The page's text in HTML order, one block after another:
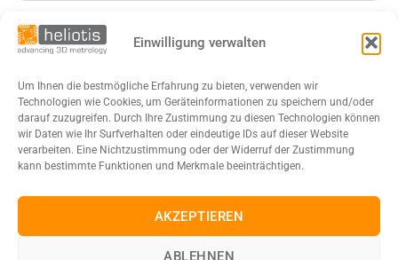
Einwilligung verwalten
Um Ihnen die bestmögliche Erfahrung zu bieten, verwenden wir
Technologien wie Cookies, um Geräteinformationen zu speichern und/oder
darauf zuzugreifen. Durch Ihre Zustimmung zu diesen Technologien können
wir Daten wie Ihr Surfverhalten oder eindeutige IDs auf dieser Website
verarbeiten. Eine Nichtzustimmung oder der Widerruf der Zustimmung
kann bestimmte Funktionen und Merkmale beeinträchtigen.
AKZEPTIEREN
ABLEHNEN
DOWNLOAD